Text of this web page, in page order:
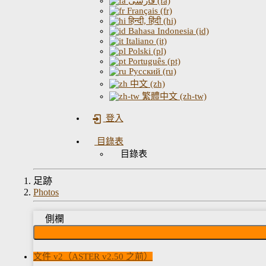
Français (fr)
हिन्दी, हिंदी (hi)
Bahasa Indonesia (id)
Italiano (it)
Polski (pl)
Português (pt)
Русский (ru)
中文 (zh)
繁體中文 (zh-tw)
登入
目錄表
目錄表
足跡
Photos
側欄
文件 v2（ASTER v2.50 之前）